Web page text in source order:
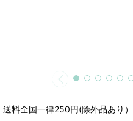
送料全国一律250円(除外品あり）